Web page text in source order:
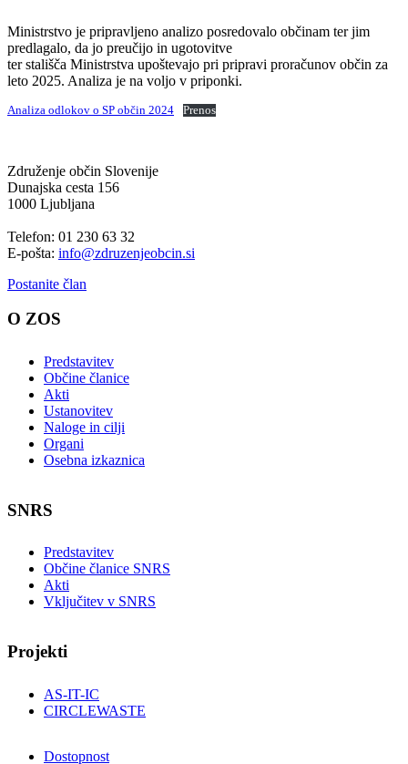
Ministrstvo je pripravljeno analizo posredovalo občinam ter jim
predlagalo, da jo preučijo in ugotovitve
ter stališča Ministrstva upoštevajo pri pripravi proračunov občin za
leto 2025. Analiza je na voljo v priponki.
Analiza odlokov o SP občin 2024 Prenos
Združenje občin Slovenije
Dunajska cesta 156
1000 Ljubljana
Telefon: 01 230 63 32
E-pošta: info@zdruzenjeobcin.si
Postanite član
O ZOS
Predstavitev
Občine članice
Akti
Ustanovitev
Naloge in cilji
Organi
Osebna izkaznica
SNRS
Predstavitev
Občine članice SNRS
Akti
Vključitev v SNRS
Projekti
AS-IT-IC
CIRCLEWASTE
Dostopnost